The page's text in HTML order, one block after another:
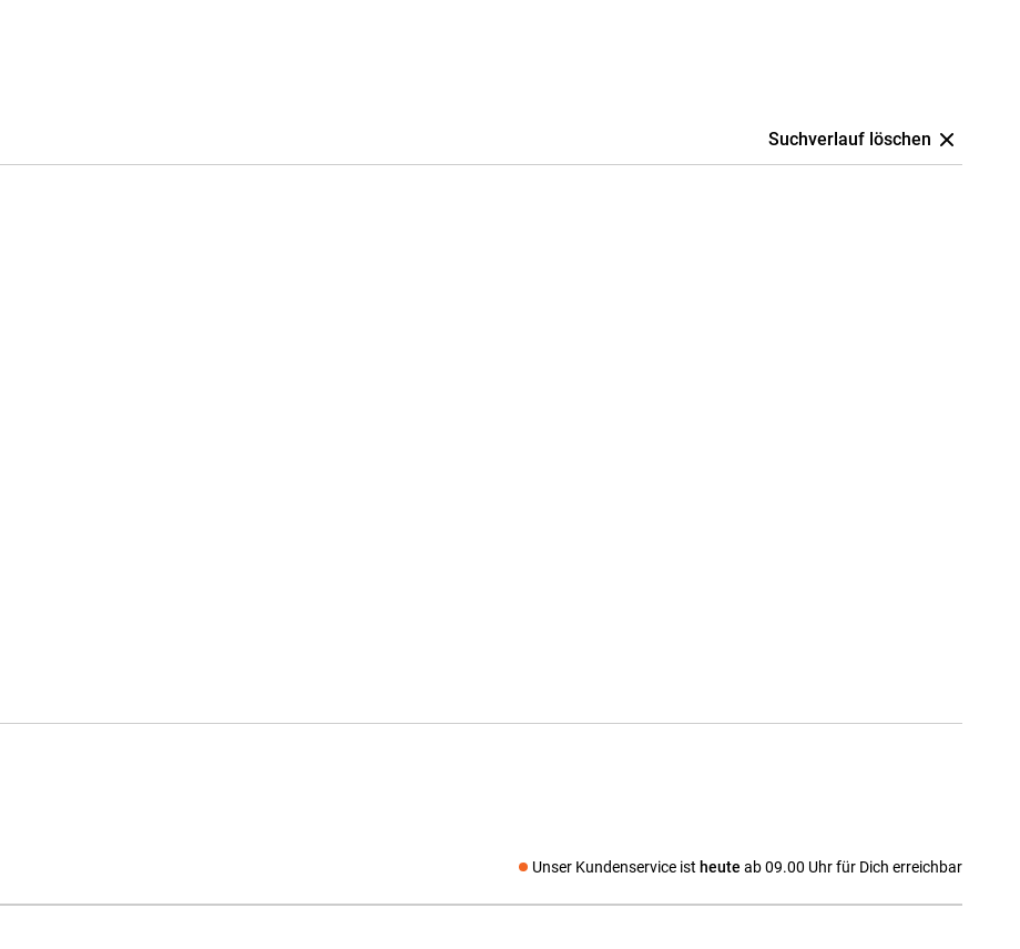
Suchverlauf löschen
Unser Kundenservice ist heute ab 09.00 Uhr für Dich erreichbar
Social media